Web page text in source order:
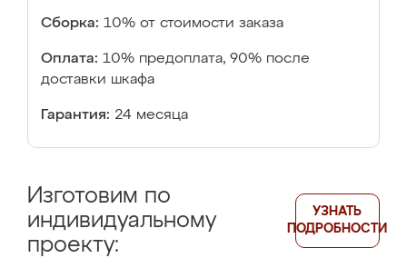
Сборка: 10% от стоимости заказа
Оплата: 10% предоплата, 90% после
доставки шкафа
Гарантия: 24 месяца
Изготовим по
индивидуальному
проекту:
УЗНАТЬ
ПОДРОБНОСТИ